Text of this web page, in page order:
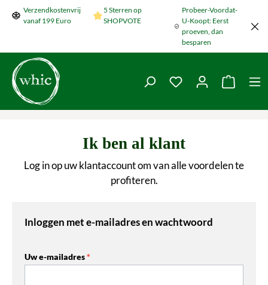
Naar de hoofdinhoud springen
Verzendkostenvrij
vanaf 199 Euro
5 Sterren op
SHOPVOTE
Probeer-Voordat-
U-Koopt: Eerst
proeven, dan
besparen
Je hebt 0 items op
De
Ik ben al klant
Log in op uw klantaccount om van alle voordelen te
profiteren.
Inloggen met e-mailadres en wachtwoord
Uw e-mailadres*